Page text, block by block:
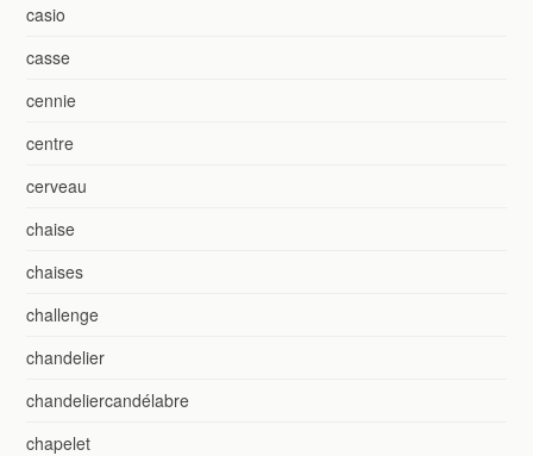
casio
casse
cennie
centre
cerveau
chaise
chaises
challenge
chandelier
chandeliercandélabre
chapelet